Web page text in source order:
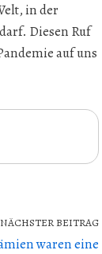
in der
Diesen Ruf
auf uns
NÄCHSTER BEITRAG
waren eine